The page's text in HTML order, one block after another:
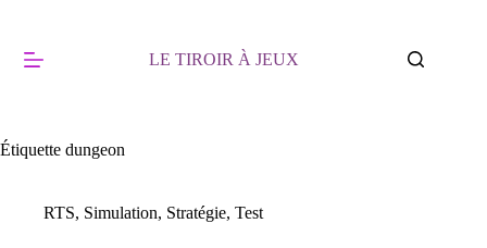
LE TIROIR À JEUX
Étiquette dungeon
RTS, Simulation, Stratégie, Test